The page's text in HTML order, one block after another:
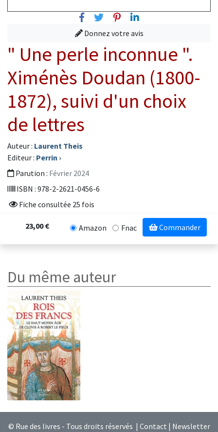
FacebookTwitterPinterest
Linkedin
Donnez votre avis
" Une perle inconnue ".
Ximénès Doudan (1800-
1872), suivi d'un choix
de lettres
Auteur : Laurent Theis
Editeur : Perrin ›
Parution : Février 2024
ISBN : 978-2-2621-0456-6
Fiche consultée 25 fois
23,00 € Amazon Fnac Commander
Du même auteur
© Rue des livres - Tous droits réservés | Contact | Newsletter